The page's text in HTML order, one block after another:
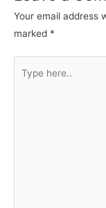
Your email address
marked *
here..